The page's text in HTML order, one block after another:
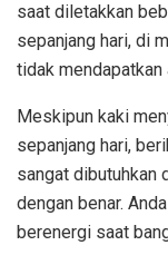
saat diletakkan
sepanjang hari, di
tidak mendapatkan
Meskipun kaki
sepanjang hari,
sangat dibutuhkan
dengan benar.
berenergi saat